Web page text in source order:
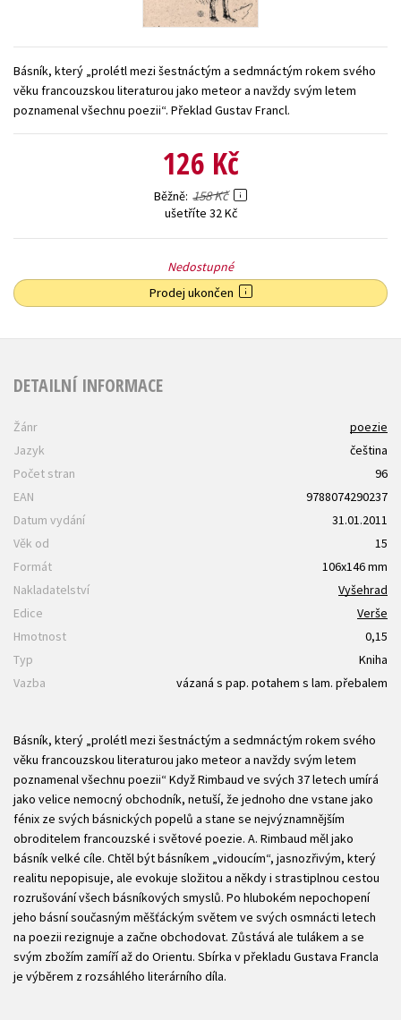
Zahraniční literatura
Všechny tituly
Básník, který „prolétl mezi šestnáctým a sedmnáctým rokem svého
věku francouzskou literaturou jako meteor a navždy svým letem
poznamenal všechnu poezii“. Překlad Gustav Francl.
126 Kč
Běžně 158 Kč
ušetříte 32 Kč
Nedostupné
Prodej ukončen
DETAILNÍ INFORMACE
Žánr
poezie
Jazyk
čeština
Počet stran
96
EAN
9788074290237
Datum vydání
31.01.2011
Věk od
15
Formát
106x146 mm
Nakladatelství
Vyšehrad
Edice
Verše
Hmotnost
0,15
Typ
Kniha
Vazba
vázaná s pap. potahem s lam. přebalem
Básník, který „prolétl mezi šestnáctým a sedmnáctým rokem svého
věku francouzskou literaturou jako meteor a navždy svým letem
poznamenal všechnu poezii“ Když Rimbaud ve svých 37 letech umírá
jako velice nemocný obchodník, netuší, že jednoho dne vstane jako
fénix ze svých básnických popelů a stane se nejvýznamnějším
obroditelem francouzské i světové poezie. A. Rimbaud měl jako
básník velké cíle. Chtěl být básníkem „vidoucím“, jasnozřivým, který
realitu nepopisuje, ale evokuje složitou a někdy i strastiplnou cestou
rozrušování všech básníkových smyslů. Po hlubokém nepochopení
jeho básní současným měšťáckým světem ve svých osmnácti letech
na poezii rezignuje a začne obchodovat. Zůstává ale tulákem a se
svým zbožím zamíří až do Orientu. Sbírka v překladu Gustava Francla
je výběrem z rozsáhlého literárního díla.